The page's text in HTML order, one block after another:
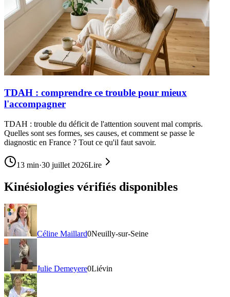
TDAH : comprendre ce trouble pour mieux
l'accompagner
TDAH : trouble du déficit de l'attention souvent mal compris.
Quelles sont ses formes, ses causes, et comment se passe le
diagnostic en France ? Tout ce qu'il faut savoir.
13 min·30 juillet 2026Lire
Kinésiologies vérifiés disponibles
Céline Maillard0Neuilly-sur-Seine
Julie Demeyere0Liévin